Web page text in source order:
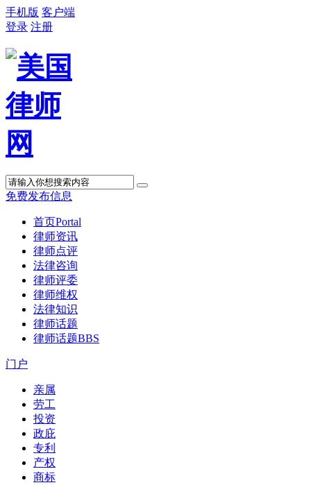
手机版 客户端
登录 注册
免费发布信息
首页Portal
律师资讯
律师点评
法律咨询
律师评委
律师维权
法律知识
律师话题
律师话题BBS
门户
亲属
劳工
投资
政庇
专利
产权
商标